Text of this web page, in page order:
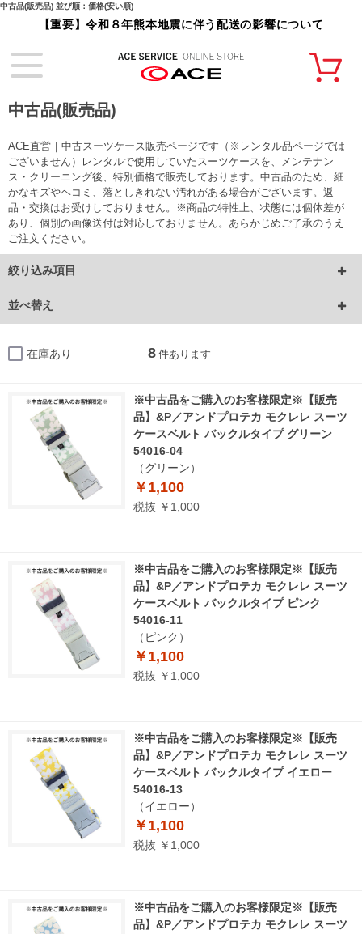
中古品(販売品) 並び順：価格(安い順)
【重要】令和８年熊本地震に伴う配送の影響について
中古品(販売品)
ACE直営｜中古スーツケース販売ページです（※レンタル品ページでは
ございません）レンタルで使用していたスーツケースを、メンテナン
ス・クリーニング後、特別価格で販売しております。中古品のため、細
かなキズやヘコミ、落としきれない汚れがある場合がございます。返
品・交換はお受けしておりません。※商品の特性上、状態には個体差が
あり、個別の画像送付は対応しておりません。あらかじめご了承のうえ
ご注文ください。
絞り込み項目
並べ替え
8 件あります
在庫あり
※中古品をご購入のお客様限定※【販売
品】&P／アンドプロテカ モクレレ スーツ
ケースベルト バックルタイプ グリーン
54016-04
（グリーン）
￥1,100
税抜 ￥1,000
※中古品をご購入のお客様限定※【販売
品】&P／アンドプロテカ モクレレ スーツ
ケースベルト バックルタイプ ピンク
54016-11
（ピンク）
￥1,100
税抜 ￥1,000
※中古品をご購入のお客様限定※【販売
品】&P／アンドプロテカ モクレレ スーツ
ケースベルト バックルタイプ イエロー
54016-13
（イエロー）
￥1,100
税抜 ￥1,000
※中古品をご購入のお客様限定※【販売
品】&P／アンドプロテカ モクレレ スーツ